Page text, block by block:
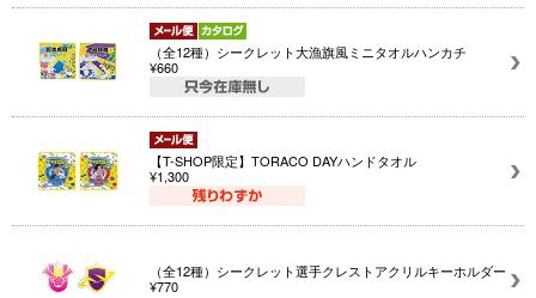
（全12種）シークレット大漁旗風ミニタオルハンカチ
¥660
【T-SHOP限定】TORACO DAYハンドタオル
¥1,300
（全12種）シークレット選手クレストアクリルキーホルダー
¥770